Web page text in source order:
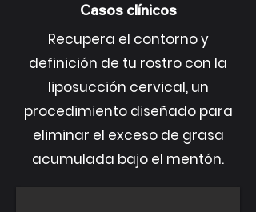
Casos clínicos
Recupera el contorno y
definición de tu rostro con la
liposucción cervical, un
procedimiento diseñado para
eliminar el exceso de grasa
acumulada bajo el mentón.